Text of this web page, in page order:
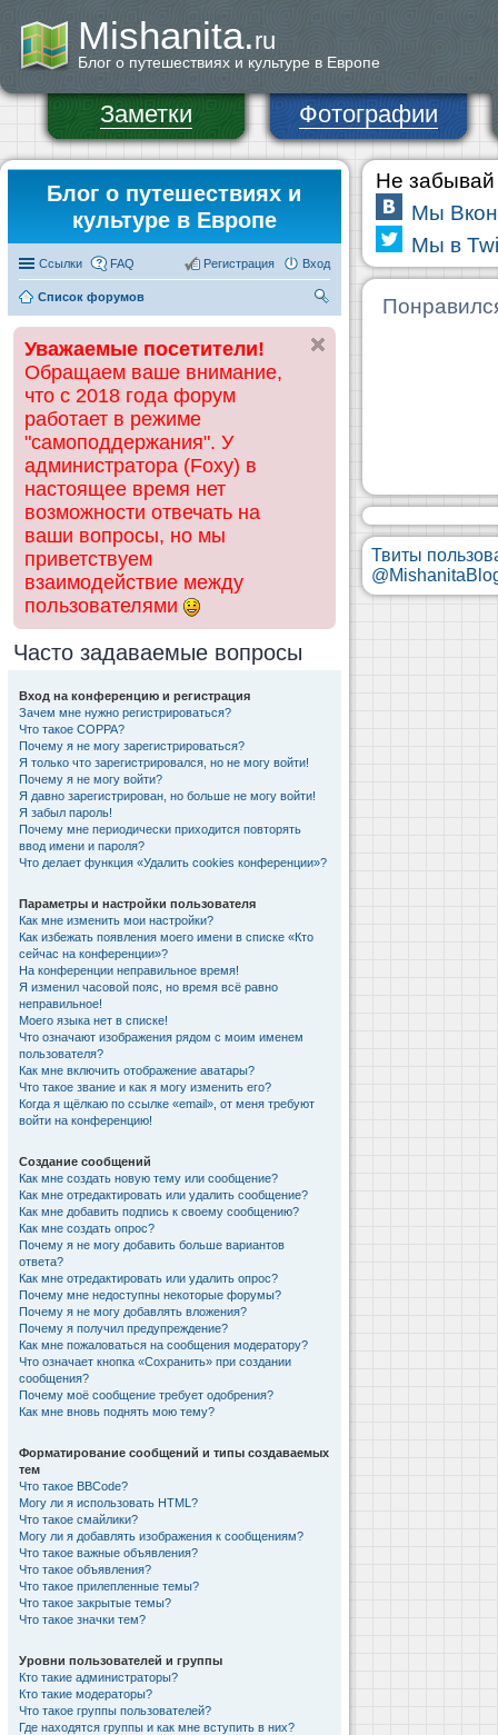
Mishanita.ru
Блог о путешествиях и культуре в Европе
Заметки Фотографии
Блог о путешествиях и
культуре в Европе
Ссылки FAQ Вход
Регистрация
Список форумов
ск
Уважаемые посетители!
Обращаем ваше внимание,
что с 2018 года форум
работает в режиме
"самоподдержания". У
администратора (Foxy) в
настоящее время нет
возможности отвечать на
ваши вопросы, но мы
приветствуем
взаимодействие между
пользователями
Часто задаваемые вопросы
Вход на конференцию и регистрация
Зачем мне нужно регистрироваться?
Что такое COPPA?
Почему я не могу зарегистрироваться?
Я только что зарегистрировался, но не могу войти!
Почему я не могу войти?
Я давно зарегистрирован, но больше не могу войти!
Я забыл пароль!
Почему мне периодически приходится повторять
ввод имени и пароля?
Что делает функция «Удалить cookies конференции»?
Параметры и настройки пользователя
Как мне изменить мои настройки?
Как избежать появления моего имени в списке «Кто
сейчас на конференции»?
На конференции неправильное время!
Я изменил часовой пояс, но время всё равно
неправильное!
Моего языка нет в списке!
Что означают изображения рядом с моим именем
пользователя?
Как мне включить отображение аватары?
Что такое звание и как я могу изменить его?
Когда я щёлкаю по ссылке «email», от меня требуют
войти на конференцию!
Создание сообщений
Как мне создать новую тему или сообщение?
Как мне отредактировать или удалить сообщение?
Как мне добавить подпись к своему сообщению?
Как мне создать опрос?
Почему я не могу добавить больше вариантов
ответа?
Как мне отредактировать или удалить опрос?
Почему мне недоступны некоторые форумы?
Почему я не могу добавлять вложения?
Почему я получил предупреждение?
Как мне пожаловаться на сообщения модератору?
Что означает кнопка «Сохранить» при создании
сообщения?
Почему моё сообщение требует одобрения?
Как мне вновь поднять мою тему?
Форматирование сообщений и типы создаваемых
тем
Что такое BBCode?
Могу ли я использовать HTML?
Что такое смайлики?
Могу ли я добавлять изображения к сообщениям?
Что такое важные объявления?
Что такое объявления?
Что такое прилепленные темы?
Что такое закрытые темы?
Что такое значки тем?
Уровни пользователей и группы
Кто такие администраторы?
Кто такие модераторы?
Что такое группы пользователей?
Где находятся группы и как мне вступить в них?
Не забывай
Мы
Мы в
Твиты